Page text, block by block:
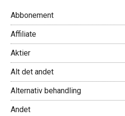
Abbonement
Affiliate
Aktier
Alt det andet
Alternativ behandling
Andet